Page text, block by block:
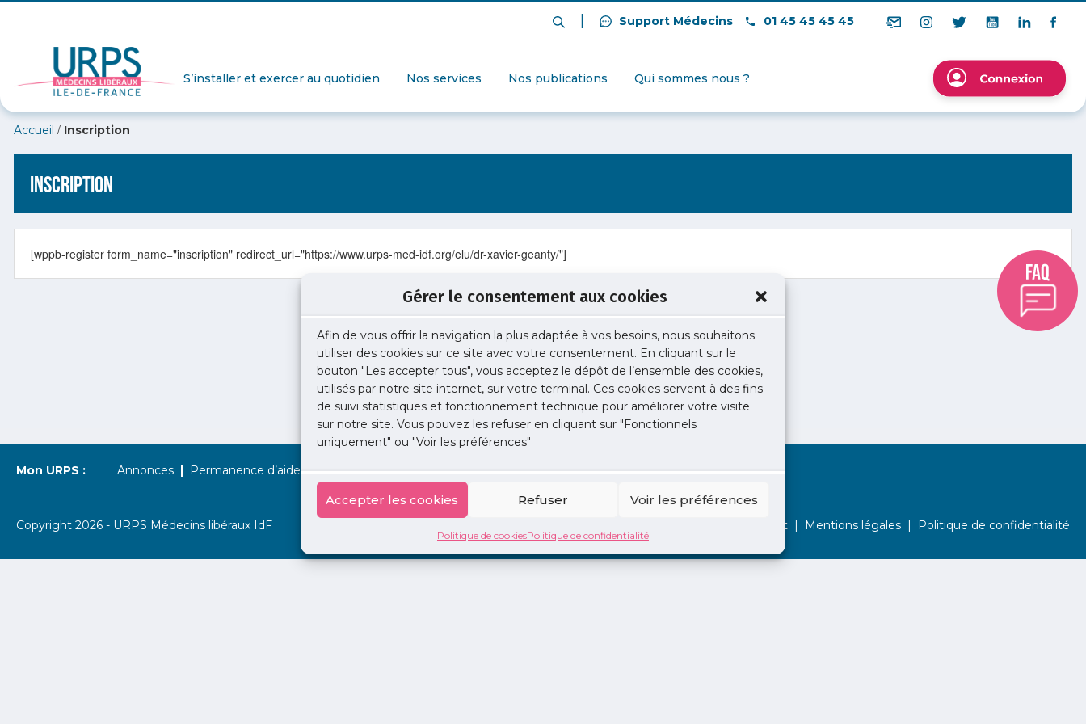
Gérer le consentement aux cookies
Afin de vous offrir la navigation la plus adaptée à vos besoins, nous souhaitons
utiliser des cookies sur ce site avec votre consentement. En cliquant sur le
bouton "Les accepter tous", vous acceptez le dépôt de l’ensemble des cookies,
utilisés par notre site internet, sur votre terminal. Ces cookies servent à des fins
de suivi statistiques et fonctionnement technique pour améliorer votre visite
sur notre site. Vous pouvez les refuser en cliquant sur "Fonctionnels
uniquement" ou "Voir les préférences"
Accepter les cookies Refuser Voir les préférences
Politique de cookiesPolitique de confidentialité
Support Médecins 01 45 45 45 45
S’installer et exercer au quotidien Nos services Nos publications Qui sommes nous ?
Accueil / Inscription
Inscription
[wppb-register form_name="inscription" redirect_url="https://www.urps-med-idf.org/elu/dr-xavier-geanty/"]
Mon URPS : Annonces Permanence d’aide à l’installation La Centrale 2 jours en libéral Adopte 1 Doc
Copyright 2026 - URPS Médecins libéraux IdF Contact Mentions légales Politique de confidentialité